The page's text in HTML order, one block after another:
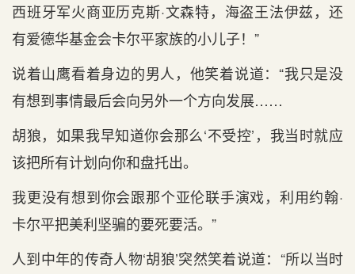
西班牙军火商亚历克斯·文森特，海盗王法伊兹，还
有爱德华基金会卡尔平家族的小儿子！”
说着山鹰看着身边的男人，他笑着说道：“我只是没
有想到事情最后会向另外一个方向发展……
胡狼，如果我早知道你会那么‘不受控’，我当时就应
该把所有计划向你和盘托出。
我更没有想到你会跟那个亚伦联手演戏，利用约翰·
卡尔平把美利坚骗的要死要活。”
人到中年的传奇人物‘胡狼’突然笑着说道：“所以当时